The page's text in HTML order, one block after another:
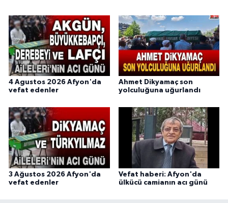
4 Agustos 2026 Afyon'da
vefat edenler
Ahmet Dikyamaç son
yolculuğuna uğurlandı
3 Ağustos 2026 Afyon'da
vefat edenler
Vefat haberi: Afyon'da
ülkücü camianın acı günü